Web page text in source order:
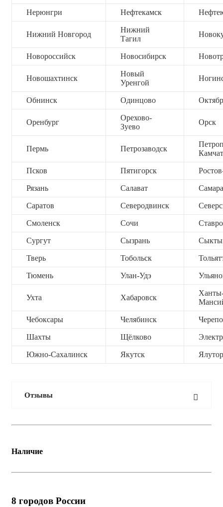
Нерюнгри Нефтекамск
Нижний Новгород
Нижний
Тагил
Новороссийск Новосибирск
Новошахтинск
Новый
Уренгой
Обнинск Одинцово
Оренбург
Орехово-
Зуево
Орск
Пермь Петрозаводск
Псков Пятигорск
Рязань Салават Самара
Саратов Северодвинск
Смоленск Сочи
Сургут Сызрань
Тверь Тобольск
Тюмень Улан-Удэ
Ухта Хабаровск
Чебоксары Челябинск
Шахты Щёлково
Южно-Сахалинск Якутск
Отзывы
Наличие
8 городов России